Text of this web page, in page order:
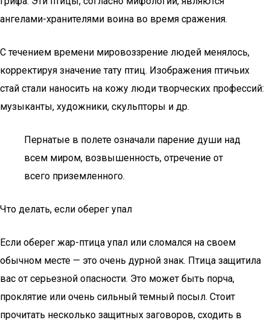
ангелами-хранителями воина во время сражения.
С течением времени мировоззрение людей менялось,
корректируя значение тату птиц. Изображения птичьих
стай стали наносить на кожу люди творческих профессий:
музыканты, художники, скульпторы и др.
Пернатые в полете означали парение души над
всем миром, возвышенность, отречение от
всего приземленного.
Что делать, если оберег упал
Если оберег жар-птица упал или сломался на своем
обычном месте — это очень дурной знак. Птица защитила
вас от серьезной опасности. Это может быть порча,
проклятие или очень сильный темный посыл. Стоит
прочитать несколько защитных заговоров, сходить в